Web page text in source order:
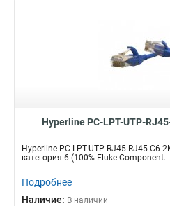
Hyperline PC-LPT-UTP-
Hyperline PC-LPT-UTP-RJ45-RJ45-C6-
категория 6 (100% Fluke Component...
Подробнее
Наличие: В наличии